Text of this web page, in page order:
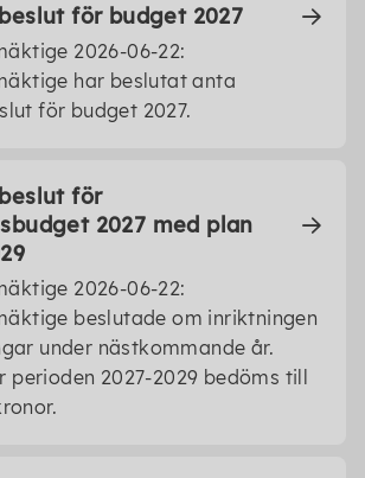
för budget 2027
2026-06-22:
har beslutat anta
för budget 2027.
för
2027 med plan
2026-06-22:
beslutade om inriktningen
under nästkommande år.
2027-2029 bedöms till